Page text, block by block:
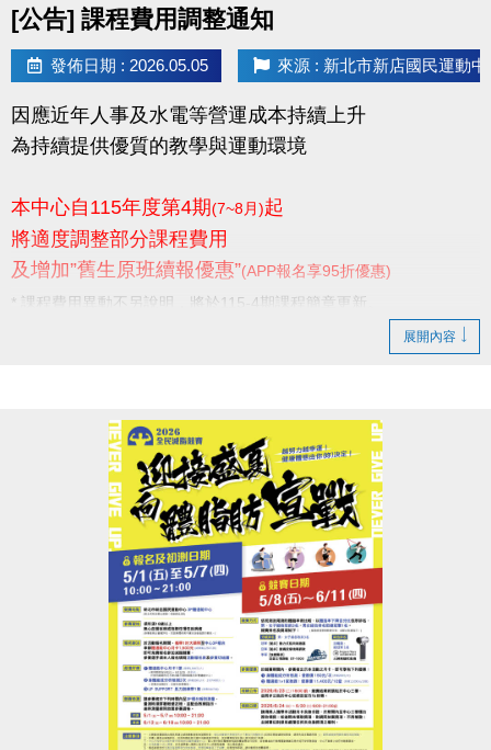
[公告] 課程費用調整通知
發佈日期 : 2026.05.05 來源 : 新北市新店國民運動中
因應近年人事及水電等營運成本持續上升
為持續提供優質的教學與運動環境
本中心自115年度第4期(7~8月)起
將適度調整部分課程費用
及增加”舊生原班續報優惠”(APP報名享95折優惠)
* 課程費用異動不另說明，將於115-4期課程簡章更新。
新店國民運動中心 敬啟
展開內容